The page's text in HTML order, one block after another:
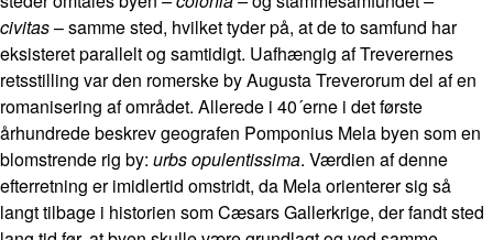
civitas– samme sted, hvilket tyder på, at de to samfund har
eksisteret parallelt og samtidigt. Uafhængig af Treverernes
retsstilling var den romerske by Augusta Treverorum del af en
romanisering af området. Allerede i 40´erne i det første
århundrede beskrev geografen Pomponius Mela byen som en
blomstrende rig by: urbs opulentissima. Værdien af denne
efterretning er imidlertid omstridt, da Mela orienterer sig så
langt tilbage i historien som Cæsars Gallerkrige, der fandt sted